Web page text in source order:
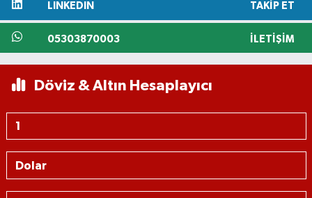
LINKEDIN TAKIP ET
05303870003 İLETIŞIM
Döviz & Altın Hesaplayıcı